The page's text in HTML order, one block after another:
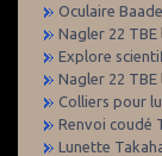
Oculaire
Nagler 22 TBE
Explore
Nagler 22 TBE
Colliers pour
Renvoi coudé
Lunette